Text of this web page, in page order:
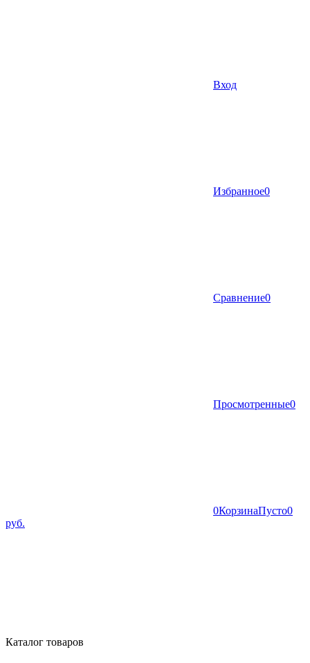
Вход
Избранное0
Сравнение0
Просмотренные0
0КорзинаПусто0
руб.
Каталог товаров